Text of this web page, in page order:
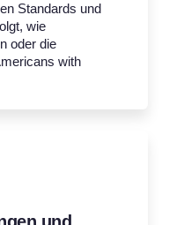
Standards und
wie
oder die
with